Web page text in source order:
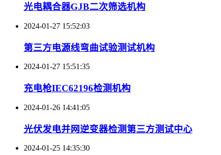
光电耦合器GJB二次筛选机构
2024-01-27 15:52:03
第三方电源线弯曲试验测试机构
2024-01-27 15:51:35
充电枪IEC62196检测机构
2024-01-26 14:41:05
光伏发电并网逆变器检测第三方测试中心
2024-01-25 14:35:30